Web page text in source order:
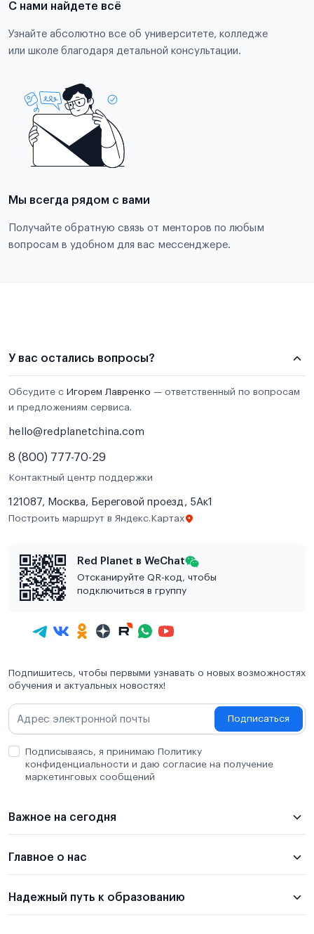
С нами найдете всё
Узнайте абсолютно все об университете, колледже
или школе благодаря детальной консультации.
Мы всегда рядом с вами
Получайте обратную связь от менторов по любым
вопросам в удобном для вас мессенджере.
У вас остались вопросы?
Обсудите с Игорем Лавренко — ответственный по вопросам
и предложениям сервиса.
hello@redplanetchina.com
8 (800) 777-70-29
Контактный центр поддержки
121087, Москва, Береговой проезд, 5Ак1
Построить маршрут в Яндекс.Картах
Red Planet в WeChat
Отсканируйте QR-код, чтобы
подключиться в группу
Подпишитесь, чтобы первыми узнавать о новых возможностях
обучения и актуальных новостях!
Подписаться
Подписываясь, я принимаю Политику
конфиденциальности и даю согласие на получение
маркетинговых сообщений
Важное на сегодня
Главное о нас
Надежный путь к образованию